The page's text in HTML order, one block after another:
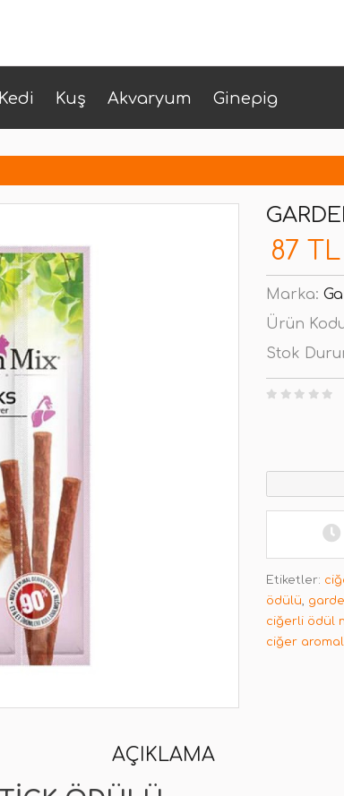
Kedi Kuş Akvaryum Ginepig
87 TL
Marka:
Ürün
Stok
Etiketler:
ödülü,
ciğerli ödül
ciğer
AÇIKLAMA